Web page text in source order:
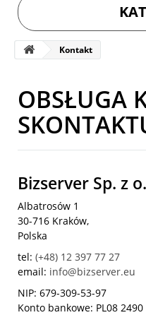
Kontakt
OBSŁUGA
Bizserver Sp. z
Albatrosów 1
30-716 Kraków,
Polska
tel: (+48) 12 397 77 27
email: info@bizserver.eu
NIP: 679-309-53-97
Konto bankowe: PL08